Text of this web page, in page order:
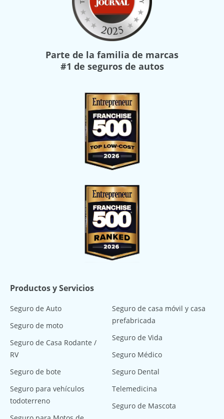
Parte de la familia de marcas
#1 de seguros de autos
Productos y Servicios
Seguro de Auto
Seguro de moto
Seguro de Casa Rodante /
RV
Seguro de bote
Seguro para vehículos
todoterreno
Seguro de casa móvil y casa
prefabricada
Seguro de Vida
Seguro Médico
Seguro Dental
Telemedicina
Seguro de Mascota